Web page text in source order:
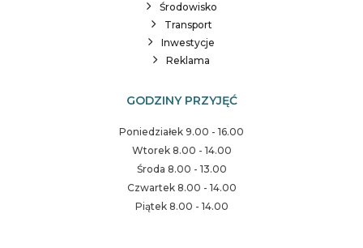
Środowisko
Transport
Inwestycje
Reklama
GODZINY PRZYJĘĆ
Poniedziałek 9.00 - 16.00
Wtorek 8.00 - 14.00
Środa 8.00 - 13.00
Czwartek 8.00 - 14.00
Piątek 8.00 - 14.00